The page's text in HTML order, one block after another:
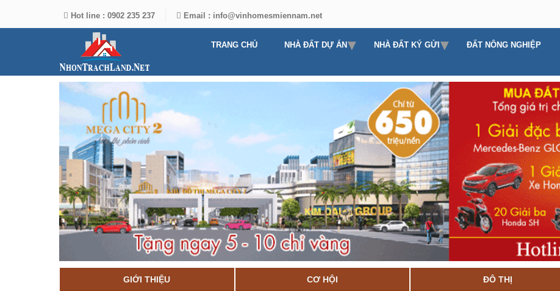
Hot line : 0902 235 237 Email : info@vinhomesmiennam.net
TRANG CHỦ NHÀ ĐẤT DỰ ÁN NHÀ ĐẤT KÝ GỬI ĐẤT NÔNG NGHIỆP
GIỚI THIỆU CƠ HỘI ĐÔ THỊ